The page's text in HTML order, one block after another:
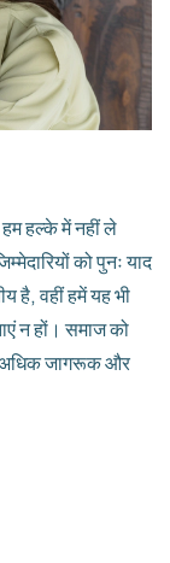
हम हल्के में नहीं ले
को पुनः याद
है, वहीं हमें यह भी
न हों। समाज को
अधिक जागरूक और